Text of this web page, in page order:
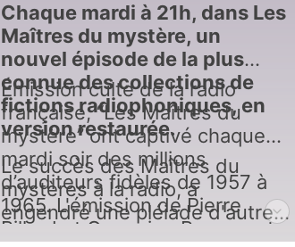
Chaque mardi à 21h, dans Les
Maîtres du mystère, un
nouvel épisode de la plus
connue des collections de
fictions radiophoniques, en
version restaurée.
Émission culte de la radio
française, “Les Maîtres du
mystère” ont captivé chaque
mardi soir des millions
d’auditeurs fidèles de 1957 à
1965. L'émission de Pierre
Billard et Germaine Beaumont
Le succès des Maîtres du
mystères à la radio, a
engendré une pléiade d'autres